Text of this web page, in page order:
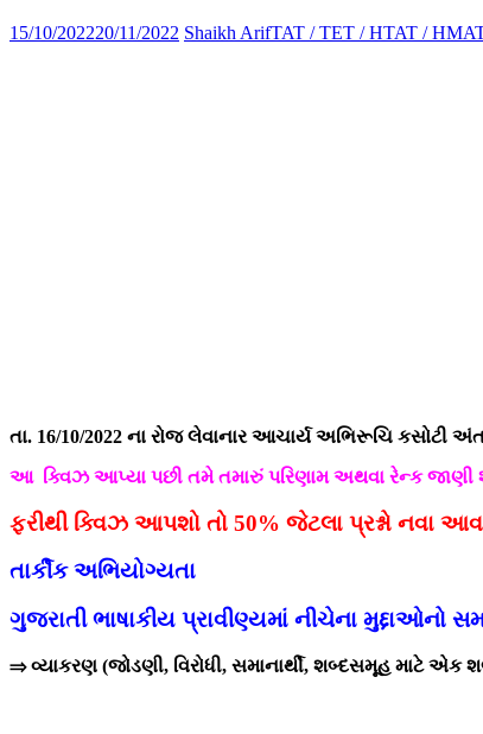
15/10/202220/11/2022 Shaikh ArifTAT / TET / HTAT /
તા. 16/10/2022 ના રોજ લેવાનાર આચાર્ય અભિરૂચિ
આ ક્વિઝ આપ્યા પછી તમે તમારું પરિણામ અથવા રેન્ક જાણી
ફરીથી ક્વિઝ આપશો તો 50% જેટલા પ્રશ્નો નવા
તાર્કીક અભિયોગ્યતા
ગુજરાતી ભાષાકીય પ્રાવીણ્યમાં નીચેના મુદ્દાઓનો
⇒ વ્યાકરણ (જોડણી, વિરોધી, સમાનાર્થી, શબ્દસમૂહ માટે એક